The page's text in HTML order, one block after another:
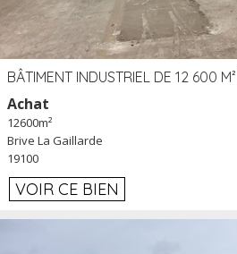
BÂTIMENT INDUSTRIEL DE 12 600
Achat
12600m²
Brive La Gaillarde
19100
VOIR CE BIEN